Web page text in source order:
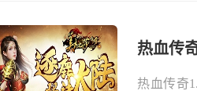
热血传
热血传奇